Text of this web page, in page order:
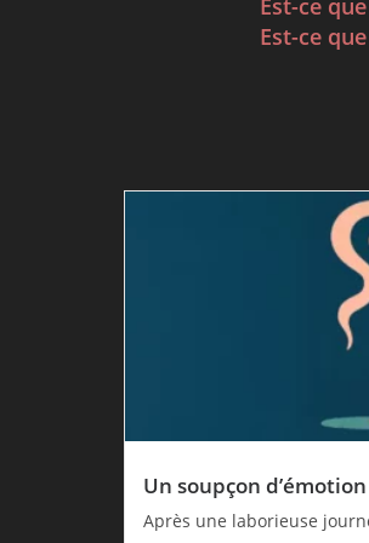
Est-ce
Est-ce
Un soupçon d’émotion
Après une laborieuse